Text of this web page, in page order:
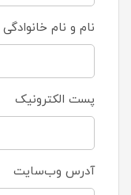
نام و نام خانوادگی
پست الکترونیک
آدرس وب‌سایت